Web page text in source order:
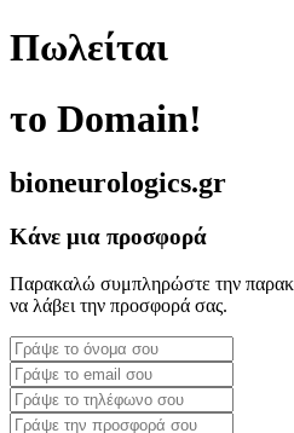
Πωλείται
το Domain!
bioneurologics.gr
Κάνε μια προσφορά
Παρακαλώ συμπληρώστε την
να λάβει την προσφορά σας.